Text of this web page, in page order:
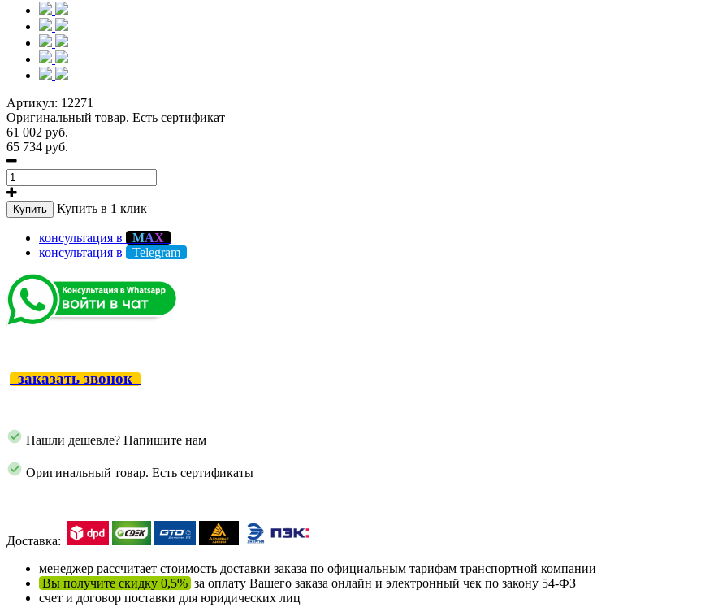
Артикул: 12271
Оригинальный товар. Есть сертификат
61 002 руб.
65 734 руб.
Купить Купить в 1 клик
консультация в МАХ
консультация в Telegram
заказать звонок
Нашли дешевле? Напишите нам
Оригинальный товар. Есть сертификаты
Доставка:
менеджер рассчитает стоимость доставки заказа по официальным тарифам транспортной компании
Вы получите скидку 0,5% за оплату Вашего заказа онлайн и электронный чек по закону 54-ФЗ
счет и договор поставки для юридических лиц